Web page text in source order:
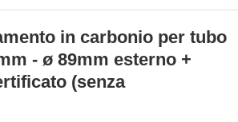
in carbonio per tubo
- ø 89mm esterno +
(senza